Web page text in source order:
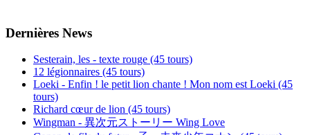
Dernières News
Sesterain, les - texte rouge (45 tours)
12 légionnaires (45 tours)
Loeki - Enfin ! le petit lion chante ! Mon nom est Loeki (45
tours)
Richard cœur de lion (45 tours)
Wingman - 異次元ストーリー Wing Love